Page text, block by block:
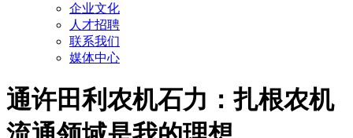
企业文化
人才招聘
联系我们
媒体中心
通许田利农机石力：扎根农机